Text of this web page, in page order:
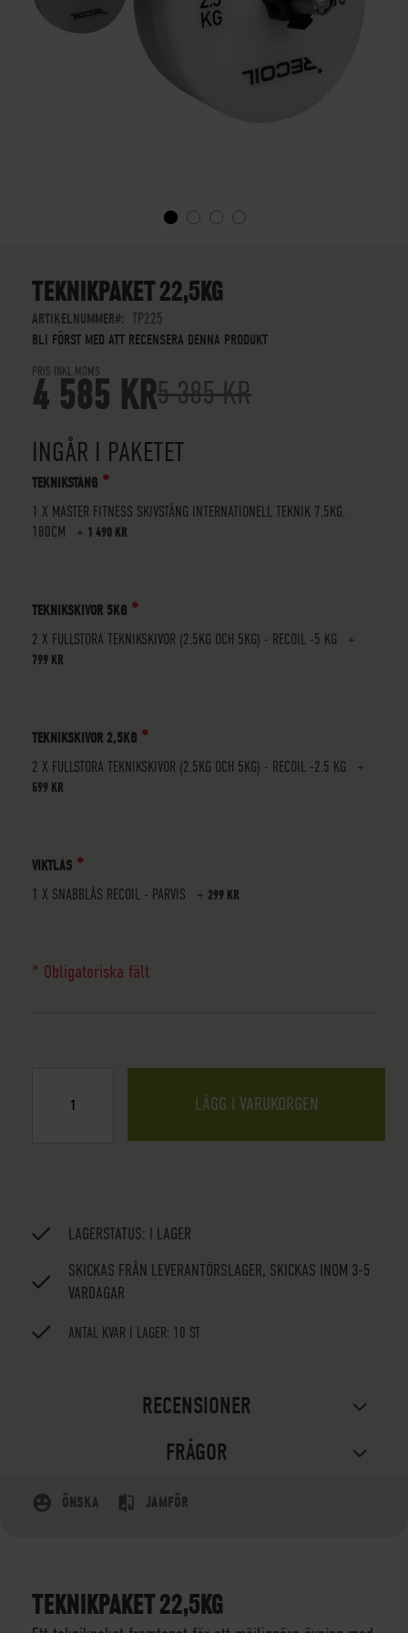
BEGINNING
GALLERY
TEKNIKPAKET 22,5KG
ARTIKELNUMMER
TP225
BLI FÖRST MED ATT RECENSERA DENNA PRODUKT
PRIS INKL.MOMS
4 585 KR5 385 KR
INGÅR I PAKETET
TEKNIKSTÅNG
1 X MASTER FITNESS SKIVSTÅNG INTERNATIONELL TEKNIK 7,5KG,
180CM
+ 1 490 KR
TEKNIKSKIVOR 5KG
2 X FULLSTORA TEKNIKSKIVOR (2,5KG OCH 5KG) - RECOIL -5 KG
+
799 KR
TEKNIKSKIVOR 2,5KG
2 X FULLSTORA TEKNIKSKIVOR (2,5KG OCH 5KG) - RECOIL -2.5 KG
+
599 KR
VIKTLÅS
1 X SNABBLÅS RECOIL - PARVIS + 299 KR
* Obligatoriska fält
LÄGG I VARUKORGEN
LAGERSTATUS:
I LAGER
SKICKAS FRÅN LEVERANTÖRSLAGER, SKICKAS INOM 3-5
VARDAGAR
ANTAL KVAR I LAGER: 10 ST
RECENSIONER
FRÅGOR
ÖNSKA JÄMFÖR
TEKNIKPAKET 22,5KG